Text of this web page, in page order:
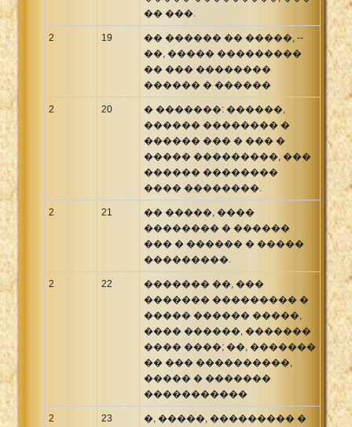
�� ���.
2 19
�� ������ �� �����, --
��, ����� ���������
�� ��� ��������
������ � ������
2 20
� �������: ������,
������ �������� �
������ ��� � ��� �
����� ���������, ���
������ ��������
���� ��������.
2 21
�� �����, ����
�������� � ������
��� � ������ � �����
���������.
2 22
������� ��, ���
������� ��������� �
����� ������ �����,
���� ������, �������
���� ����; ��, �������
�� ��� ����������,
����� � �������
�����������
2 23
�, �����, ��������� �